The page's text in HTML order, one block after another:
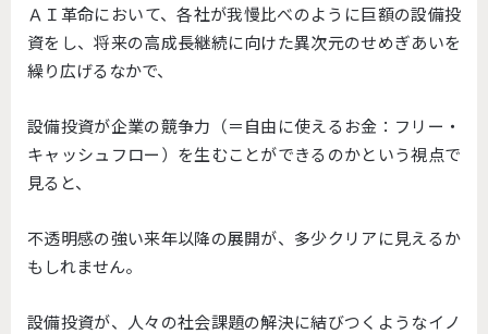
ＡＩ革命において、各社が我慢比べのように巨額の設備投
資をし、将来の高成長継続に向けた異次元のせめぎあいを
繰り広げるなかで、
設備投資が企業の競争力（＝自由に使えるお金：フリー・
キャッシュフロー）を生むことができるのかという視点で
見ると、
不透明感の強い来年以降の展開が、多少クリアに見えるか
もしれません。
設備投資が、人々の社会課題の解決に結びつくようなイノ